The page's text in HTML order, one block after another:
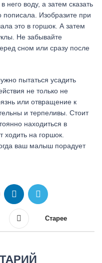
него воду, а затем сказать
пописала. Изобразите при
это в горшок. А затем
Не забывайте
сном или сразу после
пытаться усадить
не только не
или отвращение к
и терпеливы. Стоит
находиться в
ходить на горшок.
ваш малыш порадует
Старее